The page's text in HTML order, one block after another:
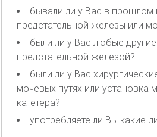
бывали ли у Вас в прошлом
предстательной железы или
были ли у Вас любые
предстательной железой?
были ли у Вас
мочевых путях или установка
катетера?
употребляете ли Вы какие-